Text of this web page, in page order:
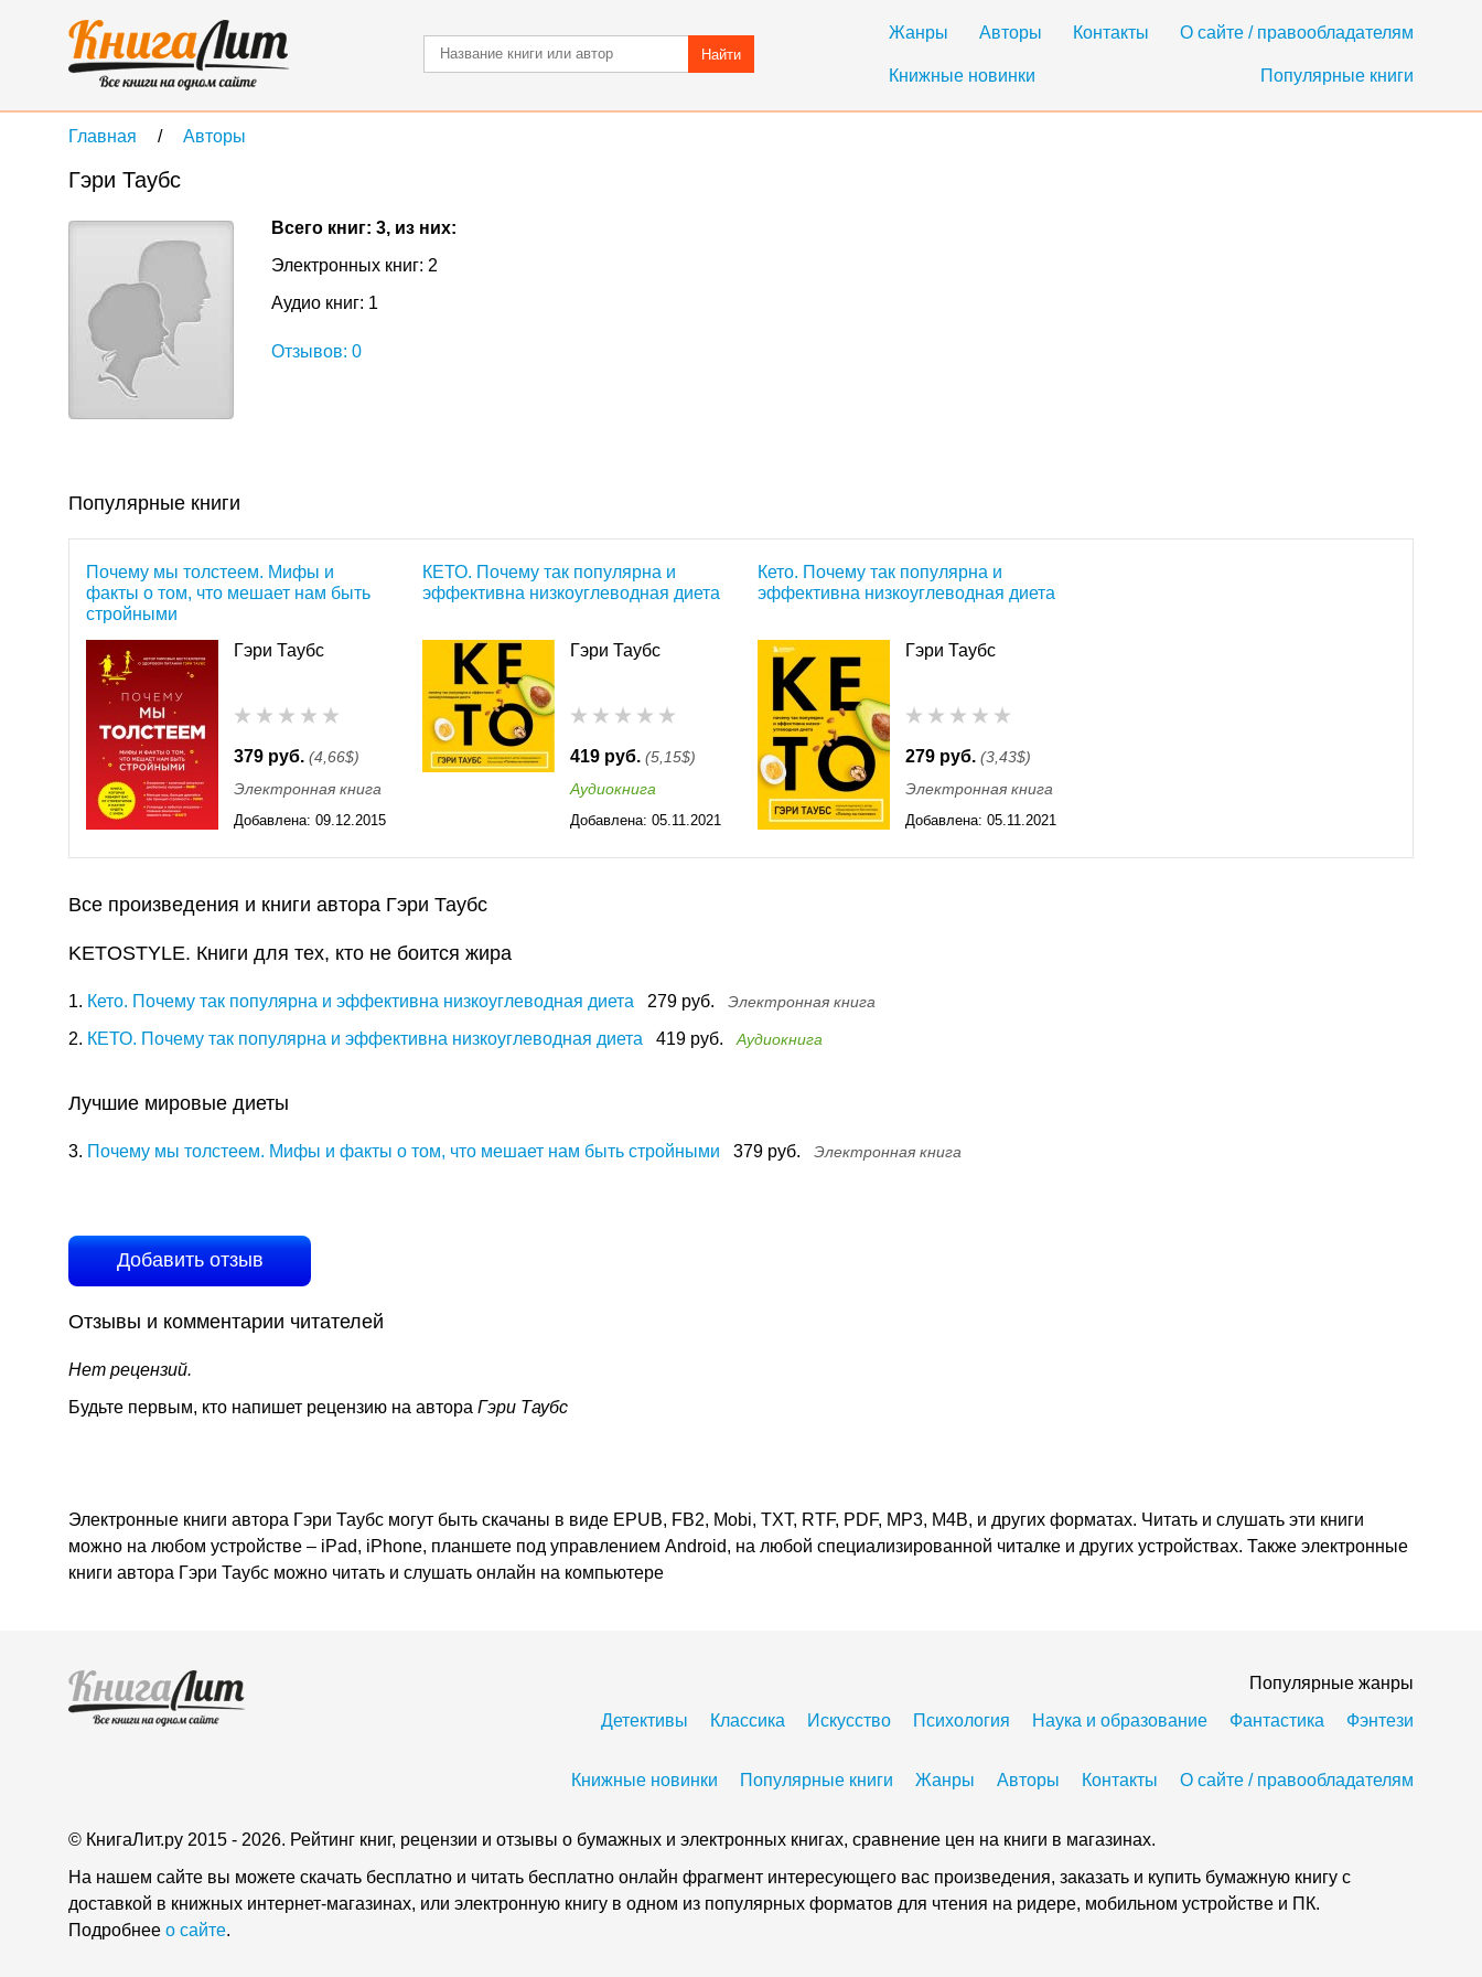
Жанры Авторы Контакты О сайте / правообладателям
Книжные новинки Популярные книги
Найти
Главная Авторы
Гэри Таубс
Всего книг: 3, из них:
Электронных книг: 2
Аудио книг: 1
Отзывов: 0
Популярные книги
Почему мы толстеем. Мифы и
факты о том, что мешает нам быть
стройными
Гэри Таубс
379 руб. (4,66$)
Электронная книга
Добавлена: 09.12.2015
КЕТО. Почему так популярна и
эффективна низкоуглеводная диета
Гэри Таубс
419 руб. (5,15$)
Аудиокнига
Добавлена: 05.11.2021
Кето. Почему так популярна и
эффективна низкоуглеводная диета
Гэри Таубс
279 руб. (3,43$)
Электронная книга
Добавлена: 05.11.2021
Все произведения и книги автора Гэри Таубс
KETOSTYLE. Книги для тех, кто не боится жира
1. Кето. Почему так популярна и эффективна низкоуглеводная диета 279 руб. Электронная книга
2. КЕТО. Почему так популярна и эффективна низкоуглеводная диета 419 руб. Аудиокнига
Лучшие мировые диеты
3. Почему мы толстеем. Мифы и факты о том, что мешает нам быть стройными 379 руб. Электронная книга
Добавить отзыв
Отзывы и комментарии читателей
Нет рецензий.
Будьте первым, кто напишет рецензию на автора Гэри Таубс
Электронные книги автора Гэри Таубс могут быть скачаны в виде EPUB, FB2, Mobi, TXT, RTF, PDF, MP3, M4B, и других форматах. Читать и слушать эти книги
можно на любом устройстве – iPad, iPhone, планшете под управлением Android, на любой специализированной читалке и других устройствах. Также электронные
книги автора Гэри Таубс можно читать и слушать онлайн на компьютере
Популярные жанры
Детективы
Классика Искусство Психология Наука и образование Фантастика Фэнтези
Книжные новинки Популярные книги Жанры Авторы Контакты О сайте / правообладателям
© КнигаЛит.ру 2015 - 2026. Рейтинг книг, рецензии и отзывы о бумажных и электронных книгах, сравнение цен на книги в магазинах.
На нашем сайте вы можете скачать бесплатно и читать бесплатно онлайн фрагмент интересующего вас произведения, заказать и купить бумажную книгу с
доставкой в книжных интернет-магазинах, или электронную книгу в одном из популярных форматов для чтения на ридере, мобильном устройстве и ПК.
Подробнее о сайте.